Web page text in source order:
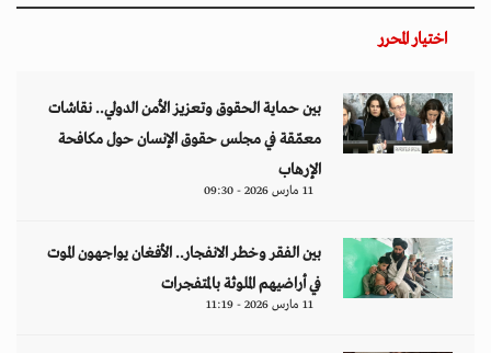
اختيار المحرر
بين حماية الحقوق وتعزيز الأمن الدولي.. نقاشات
معمّقة في مجلس حقوق الإنسان حول مكافحة
الإرهاب
11 مارس 2026 - 09:30
بين الفقر وخطر الانفجار.. الأفغان يواجهون الموت
في أراضيهم الملوثة بالمتفجرات
11 مارس 2026 - 11:19